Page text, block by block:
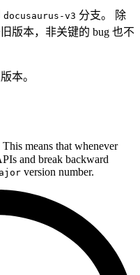
docusaurus-v3 分支。 除
版本，非关键的 bug 也不
本。
means that whenever
and break backward
version number.